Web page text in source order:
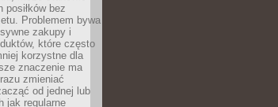
posiłków bez
Problemem bywa
zakupy i
które często
korzystne dla
znaczenie ma
zmieniać
od jednej lub
jak regularne